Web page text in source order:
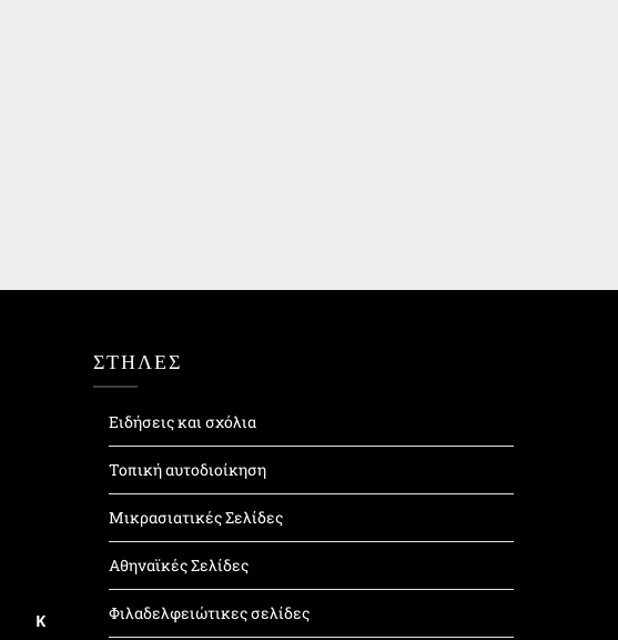
Κ
ΣΤΗΛΕΣ
Ειδήσεις και σχόλια
Τοπική αυτοδιοίκηση
Μικρασιατικές Σελίδες
Αθηναϊκές Σελίδες
Φιλαδελφειώτικες σελίδες